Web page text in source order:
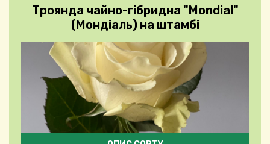
Троянда чайно-гібридна "Mondial"
(Мондіаль) на штамбі